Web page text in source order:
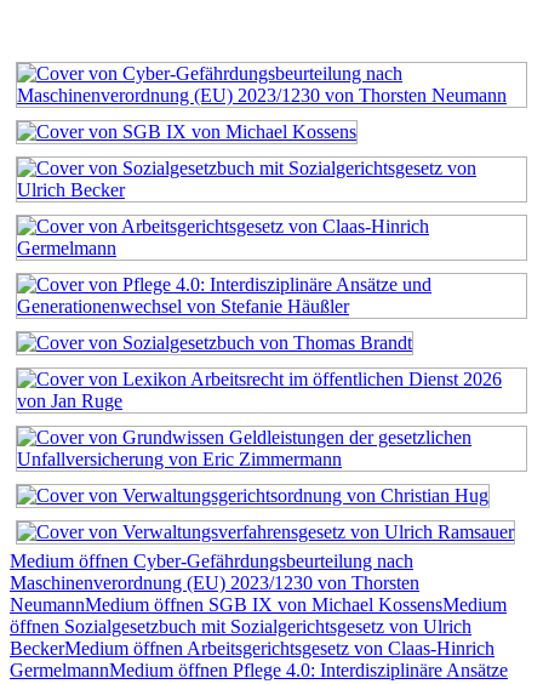
Medium öffnen Cyber-Gefährdungsbeurteilung nach
Maschinenverordnung (EU) 2023/1230 von Thorsten
NeumannMedium öffnen SGB IX von Michael KossensMedium
öffnen Sozialgesetzbuch mit Sozialgerichtsgesetz von Ulrich
BeckerMedium öffnen Arbeitsgerichtsgesetz von Claas-Hinrich
GermelmannMedium öffnen Pflege 4.0: Interdisziplinäre Ansätze